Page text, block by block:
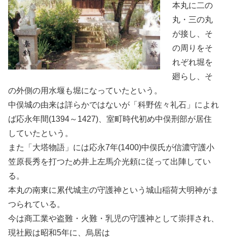
本丸に二の
丸・三の丸
が接し、そ
の周りをそ
れぞれ堀を
廻らし、そ
の外側の用水堰も堀になっていたという。
中俣城の由来は詳らかではないが「科野佐々礼石」によれ
ば応永年間(1394～1427)、室町時代初め中俣刑部が居住
していたという。
また「大塔物語」には応永7年(1400)中俣氏が信濃守護小
笠原長秀を打つため井上左馬介光頼に従って出陣してい
る。
本丸の南東に累代城主の守護神という城山稲荷大明神がま
つられている。
今は商工業や盗難・火難・乳児の守護神として崇拝され、
現社殿は昭和5年に、烏居は